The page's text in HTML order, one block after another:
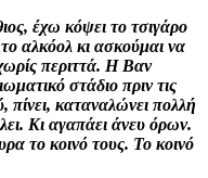
έχω κόψει το τσιγάρο
αλκόολ κι ασκούμαι να
περιττά. Η Βαν
στάδιο πριν τις
πίνει, καταναλώνει πολλή
Κι αγαπάει άνευ όρων.
το κοινό τους. Το κοινό